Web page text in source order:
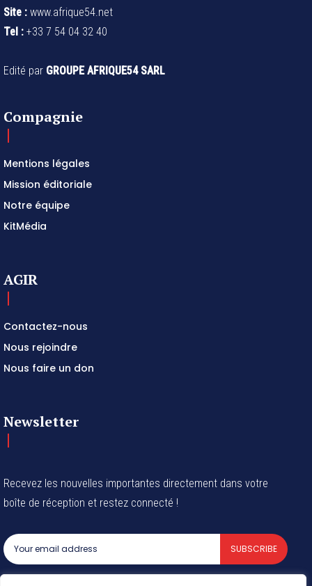
Site : www.afrique54.net
Tel : +33 7 54 04 32 40
Edité par GROUPE AFRIQUE54 SARL
Compagnie
Mentions légales
Mission éditoriale
Notre équipe
KitMédia
AGIR
Contactez-nous
Nous rejoindre
Nous faire un don
Newsletter
Recevez les nouvelles importantes directement dans votre
boîte de réception et restez connecté !
SUBSCRIBE